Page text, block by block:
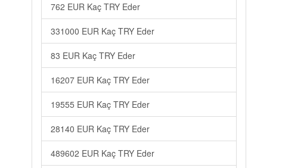
762 EUR Kaç TRY Eder
331000 EUR Kaç TRY Eder
83 EUR Kaç TRY Eder
16207 EUR Kaç TRY Eder
19555 EUR Kaç TRY Eder
28140 EUR Kaç TRY Eder
489602 EUR Kaç TRY Eder